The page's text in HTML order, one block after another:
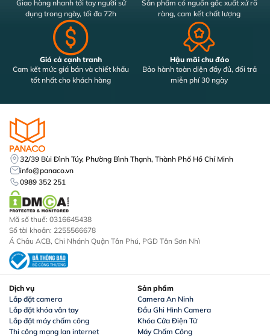
Giao hàng nhanh tới tay người sử
dụng trong ngày, tối đa 72h
Sản phẩm có nguồn gốc xuất xứ rõ
ràng, cam kết chất lượng
Giá cả cạnh tranh
Cam kết mức giá bán và chiết khấu
tốt nhất cho khách hàng
Hậu mãi chu đáo
Bảo hành toàn diện đầy đủ, đổi trả
miễn phí 30 ngày
Dịch vụ
Lắp đặt camera
Lắp đặt khóa vân tay
Lắp đặt máy chấm công
Thi công mạng lan internet
Sản phẩm
Camera An Ninh
Đầu Ghi Hình Camera
Khóa Cửa Điện Tử
Máy Chấm Công
32/39 Bùi Đình Túy, Phường Bình Thạnh, Thành Phố Hồ Chí Minh
info@panaco.vn
0989 352 251
Mã số thuế: 0316645438
Số tài khoản: 2255566678
Á Châu ACB, Chi Nhánh Quận Tân Phú, PGD Tân Sơn Nhì